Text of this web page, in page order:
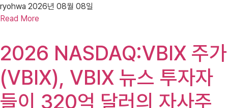
ryohwa 2026년 08월 08일
Read More
2026 NASDAQ:VBIX 주가
(VBIX), VBIX 뉴스 투자자
들이 320억 달러의 자사주